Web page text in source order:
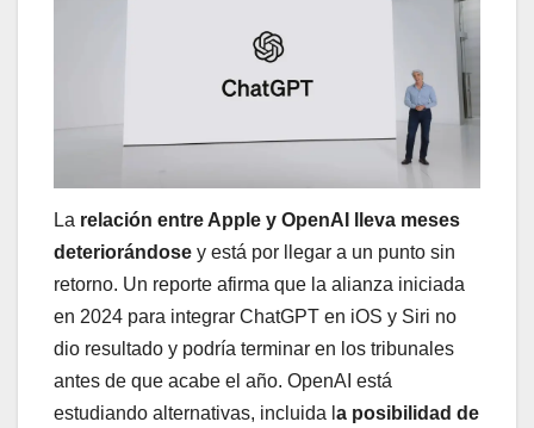
La relación entre Apple y OpenAI lleva meses
deteriorándose y está por llegar a un punto sin
retorno. Un reporte afirma que la alianza iniciada
en 2024 para integrar ChatGPT en iOS y Siri no
dio resultado y podría terminar en los tribunales
antes de que acabe el año. OpenAI está
estudiando alternativas, incluida l a posibilidad de